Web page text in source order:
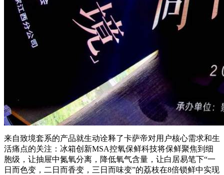
来自致境套系的产品就生动诠释了卡萨帝对用户核心需求和生
活痛点的关注：冰箱创新MSA控氧保鲜科技将保鲜聚焦到细
胞级，让抽屉中氮氧分离，降低氧气含量，让白居易笔下“一
日而色变，二日而香变，三日而味变”的荔枝在8倍锁鲜中实现